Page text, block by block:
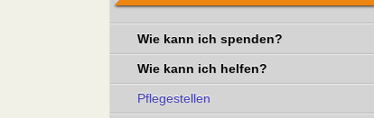
Wie kann ich spenden?
Wie kann ich helfen?
Pflegestellen